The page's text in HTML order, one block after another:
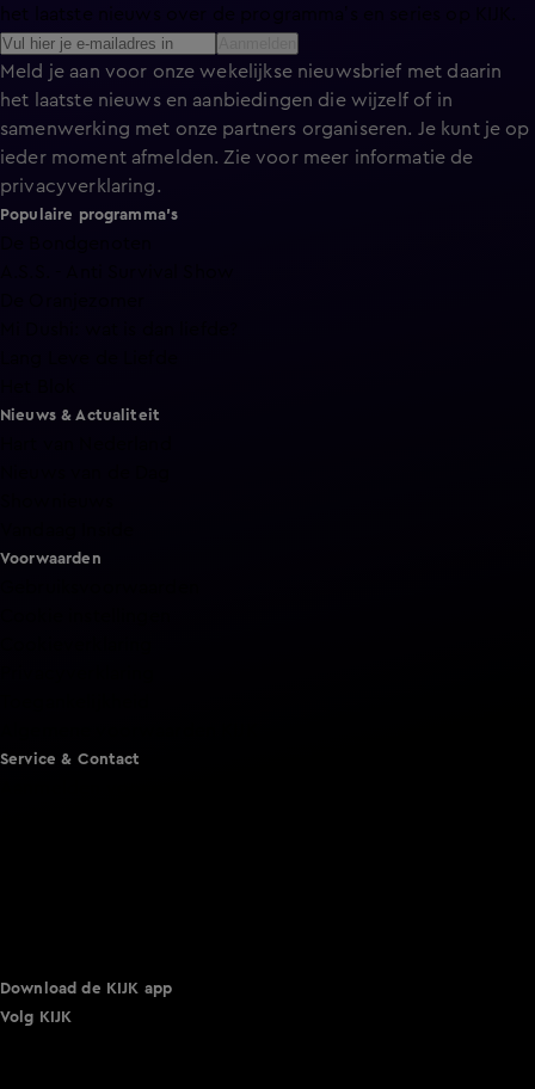
Meld je aan voor onze wekelijkse nieuwsbrief met daarin
het laatste nieuws en aanbiedingen die wijzelf of in
samenwerking met onze partners organiseren. Je kunt je op
ieder moment afmelden. Zie voor meer informatie de
privacyverklaring.
Populaire programma's
Nieuws & Actualiteit
Voorwaarden
Service & Contact
Download de KIJK app
Volg KIJK